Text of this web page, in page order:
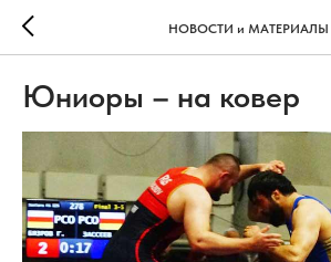
НОВОСТИ и МАТЕРИАЛЫ
Юниоры – на ковер